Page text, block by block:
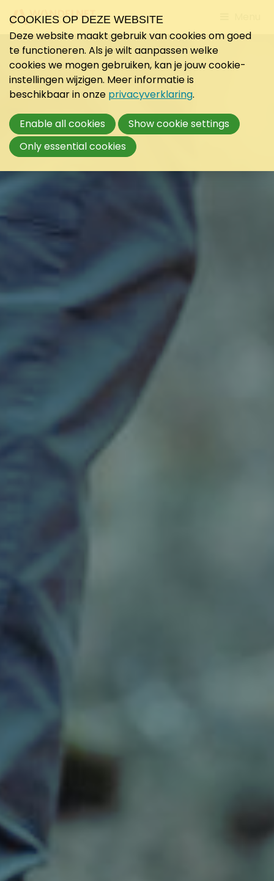
to
COOKIES OP DEZE WEBSITE
Deze website maakt gebruik van cookies om goed
te functioneren. Als je wilt aanpassen welke
cookies we mogen gebruiken, kan je jouw cookie-
instellingen wijzigen. Meer informatie is
beschikbaar in onze privacyverklaring.
Enable all cookies
Show cookie settings
Only essential cookies